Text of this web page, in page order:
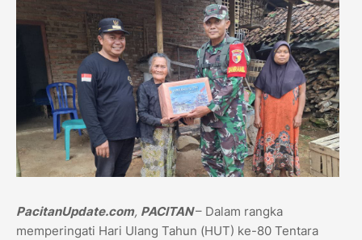
PacitanUpdate.com, PACITAN– Dalam rangka
memperingati Hari Ulang Tahun (HUT) ke-80 Tentara